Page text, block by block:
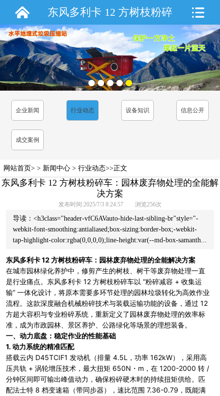
东风多利卡 12 方树枝粉碎
车：园林废弃物处理的全
能解决方案
企业新闻 行业动态 设备知识 信息公开
成交案例
网站首页> > 新闻中心 > 行业动态>>正文
东风多利卡 12 方树枝粉碎车：园林废弃物处理的全能解
决方案
发布时间:2025/7/3 8:24:57 浏览256次
导读：<h3class="header-vfC6AVauto-hide-last-sibling-br"style="-
webkit-font-smoothing:antialiased;box-sizing:border-box;-webkit-
tap-highlight-color:rgba(0,0,0,0);line-height:var(--md-box-samanth...
东风多利卡 12 方树枝粉碎车：园林废弃物处理的全能解决方案
在城市园林绿化养护中，修剪产生的树枝、树干等废弃物处理一直
是行业痛点。东风多利卡 12 方树枝粉碎车以 “粉碎减容 + 收集运
输” 一体化设计，将原本需要多环节处理的园林垃圾转化为高效作业
流程。这款深度融合机械粉碎技术与装载运输功能的设备，通过 12
方超大容积与专业粉碎系统，重新定义了园林废弃物处理的效率标
准，成为市政园林、景区养护、公路绿化等场景的理想装备。
一、动力底盘：稳定作业的性能基础
1.动力系统的精准匹配
搭载云内 D45TCIF1 发动机（排量 4.5L，功率 162kW），采用高
压共轨 + 涡轮增压技术，最大扭矩 650N・m，在 1200-2000 转 /
分钟区间即可输出峰值动力，确保粉碎硬木时的持续扭矩供给。匹
配法士特 8 档变速箱（带同步器），速比范围 7.36-0.79，既能满